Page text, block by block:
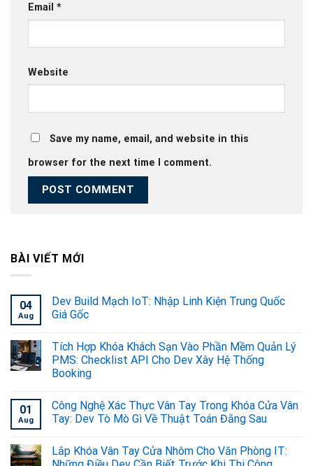
BÀI VIẾT MỚI
04
Aug
Dev Build Mạch IoT: Nhập Linh Kiện Trung Quốc
Giá Gốc
Tích Hợp Khóa Khách Sạn Vào Phần Mềm Quản Lý
PMS: Checklist API Cho Dev Xây Hệ Thống
Booking
01
Aug
Công Nghệ Xác Thực Vân Tay Trong Khóa Cửa Vân
Tay: Dev Tò Mò Gì Về Thuật Toán Đằng Sau
Lắp Khóa Vân Tay Cửa Nhôm Cho Văn Phòng IT:
Email *
Website
Save my name, email, and website in this
browser for the next time I comment.